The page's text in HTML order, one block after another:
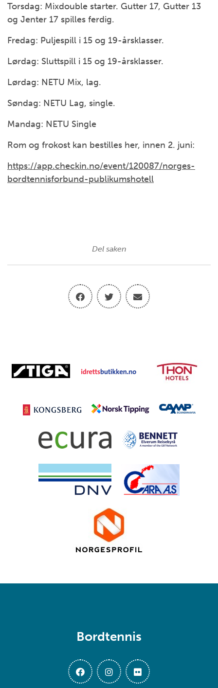
Torsdag: Mixdouble starter. Gutter 17, Gutter 13
og Jenter 17 spilles ferdig.
Fredag: Puljespill i 15 og 19-årsklasser.
Lørdag: Sluttspill i 15 og 19-årsklasser.
Lørdag: NETU Mix, lag.
Søndag: NETU Lag, single.
Mandag: NETU Single
Rom og frokost kan bestilles her, innen 2. juni:
https://app.checkin.no/event/120087/norges-
bordtennisforbund-publikumshotell
Del saken
Bordtennis